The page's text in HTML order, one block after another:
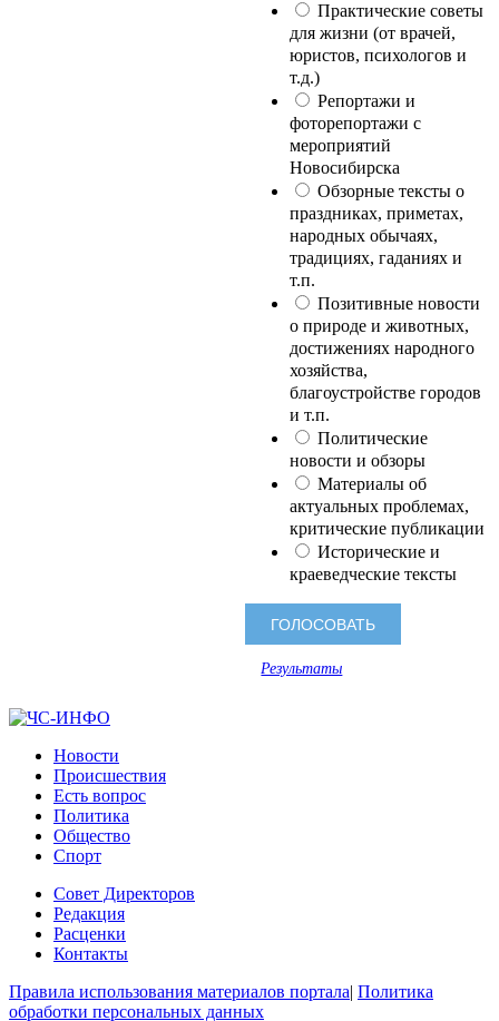
Практические советы
для жизни (от врачей,
юристов, психологов и
т.д.)
Репортажи и
фоторепортажи с
мероприятий
Новосибирска
Обзорные тексты о
праздниках, приметах,
народных обычаях,
традициях, гаданиях и
т.п.
Позитивные новости
о природе и животных,
достижениях народного
хозяйства,
благоустройстве городов
и т.п.
Политические
новости и обзоры
Материалы об
актуальных проблемах,
критические публикации
Исторические и
краеведческие тексты
Результаты
Новости
Происшествия
Есть вопрос
Политика
Общество
Спорт
Совет Директоров
Редакция
Расценки
Контакты
Правила использования материалов портала| Политика
обработки персональных данных